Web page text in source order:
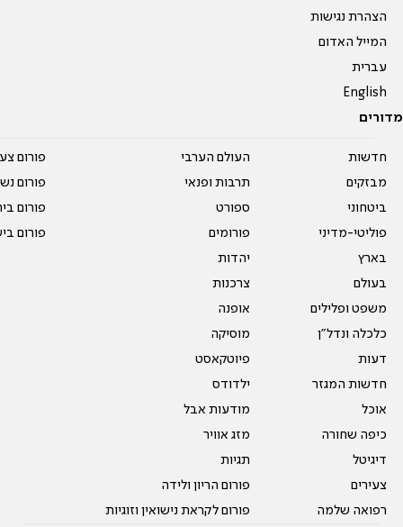
הצהרת נגישות
המייל האדום
עברית
English
מדורים
חדשות
מבזקים
ביטחוני
פוליטי-מדיני
בארץ
בעולם
משפט ופלילים
כלכלה ונדל"ן
דעות
חדשות המגזר
אוכל
כיפה שחורה
דיגיטל
צעירים
רפואה שלמה
העולם הערבי
תרבות ופנאי
ספורט
פורומים
יהדות
צרכנות
אופנה
מוסיקה
פיוטקאסט
ילדודס
מודעות אבל
מזג אוויר
תגיות
פורום הריון ולידה
פורום לקראת נישואין וזוגיות
פורום
פורום
פורום
פורום